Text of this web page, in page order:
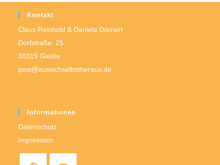
Kontakt
Claus Reinhold & Daniela Dörnert
Dorfstraße. 25
38315 Gielde
post@aussichselbstheraus.de
Informationen
Datenschutz
Impressum